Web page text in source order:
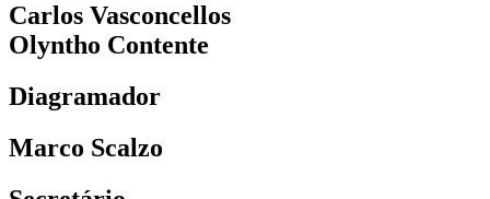
Carlos Vasconcellos
Olyntho Contente
Diagramador
Marco Scalzo